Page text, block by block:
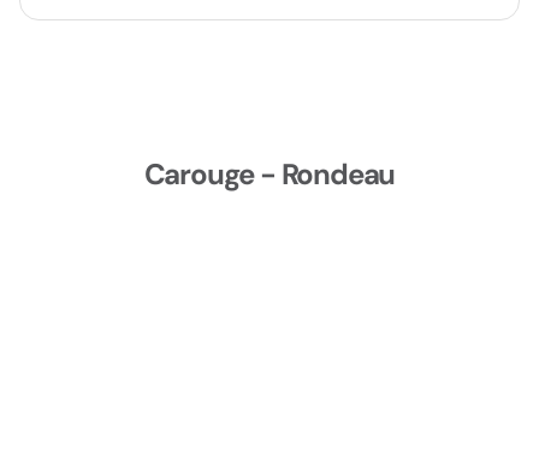
Carouge - Rondeau